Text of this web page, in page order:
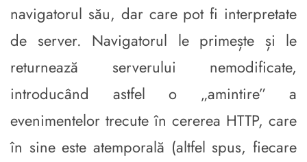
navigatorul său, dar care pot fi interpretate
de server. Navigatorul le primește și le
returnează serverului nemodificate,
introducând astfel o „amintire” a
evenimentelor trecute în cererea HTTP, care
în sine este atemporală (altfel spus, fiecare